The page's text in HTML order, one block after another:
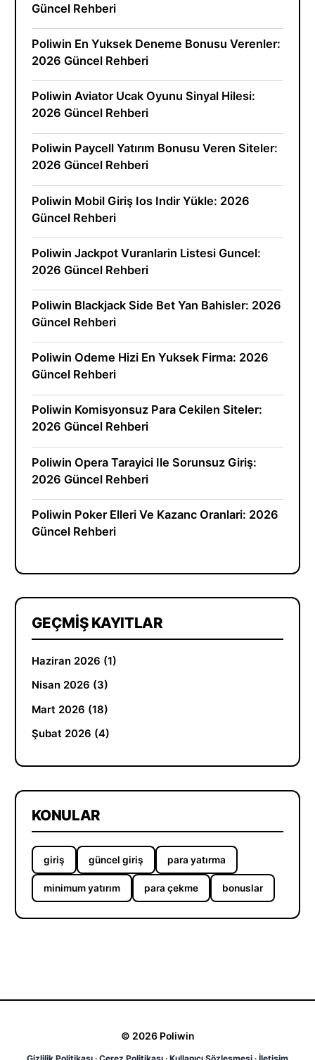
Güncel Rehberi
Poliwin En Yuksek Deneme Bonusu Verenler:
2026 Güncel Rehberi
Poliwin Aviator Ucak Oyunu Sinyal Hilesi:
2026 Güncel Rehberi
Poliwin Paycell Yatırım Bonusu Veren Siteler:
2026 Güncel Rehberi
Poliwin Mobil Giriş Ios Indir Yükle: 2026
Güncel Rehberi
Poliwin Jackpot Vuranlarin Listesi Guncel:
2026 Güncel Rehberi
Poliwin Blackjack Side Bet Yan Bahisler: 2026
Güncel Rehberi
Poliwin Odeme Hizi En Yuksek Firma: 2026
Güncel Rehberi
Poliwin Komisyonsuz Para Cekilen Siteler:
2026 Güncel Rehberi
Poliwin Opera Tarayici Ile Sorunsuz Giriş:
2026 Güncel Rehberi
Poliwin Poker Elleri Ve Kazanc Oranlari: 2026
Güncel Rehberi
GEÇMIŞ KAYITLAR
Haziran 2026 (1)
Nisan 2026 (3)
Mart 2026 (18)
Şubat 2026 (4)
KONULAR
giriş güncel giriş para yatırma
minimum yatırım para çekme bonuslar
© 2026 Poliwin